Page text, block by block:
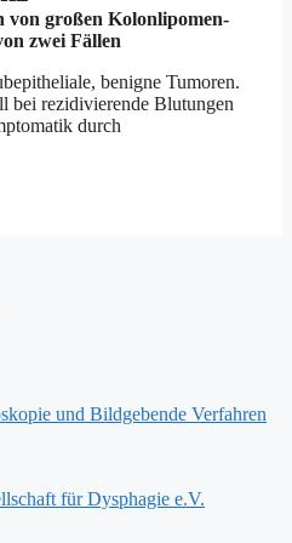
von großen Kolonlipomen-
zwei Fällen
benigne Tumoren.
bei rezidivierende Blutungen
durch
und Bildgebende Verfahren
für Dysphagie e.V.